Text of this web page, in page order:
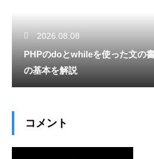
2026.08.08
PHPのdoとwhileを使った文の
の基本を解説
コメント